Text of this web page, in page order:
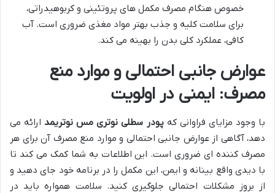
خصوص هنگام مصرف مکمل های پروتئینی و کربوهیدراتی،
برای سلامت کلیه و جذب بهتر مواد مغذی ضروری است. آب
کافی، عملکرد کلی بدن را بهینه می کند.
عوارض جانبی احتمالی و موارد منع
مصرف: ایمنی در اولویت
با وجود مزایای فراوانی کهپودر سطلی نوتری مس نوتریمدارائه می
دهد، آگاهی از عوارض جانبی احتمالی و موارد منع مصرف آن برای هر
مصرف کننده ای ضروری است. این اطلاعات به شما کمک می کند تا
با دیدی واقع بینانه و ایمن، این مکمل را در برنامه خود جای دهید و
از بروز مشکلات احتمالی جلوگیری کنید. سلامت همواره باید در